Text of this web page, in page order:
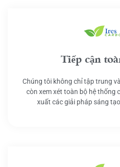
Tiếp cận
Chúng tôi không chỉ tập trung
còn xem xét toàn bộ hệ thống
xuất các giải pháp sáng